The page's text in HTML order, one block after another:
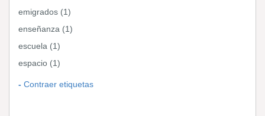
emigrados (1)
enseñanza (1)
escuela (1)
espacio (1)
Contraer etiquetas